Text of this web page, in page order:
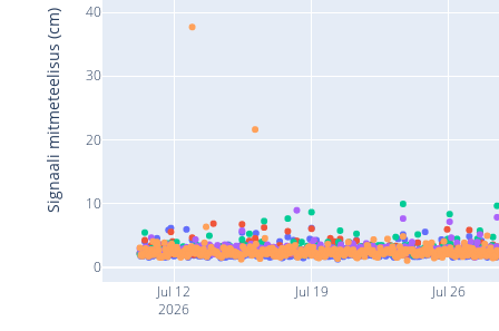
Jul 12
2026
Jul 19 Jul 26
0
10
20
30
40
Signaali mitmeteelisus (cm)